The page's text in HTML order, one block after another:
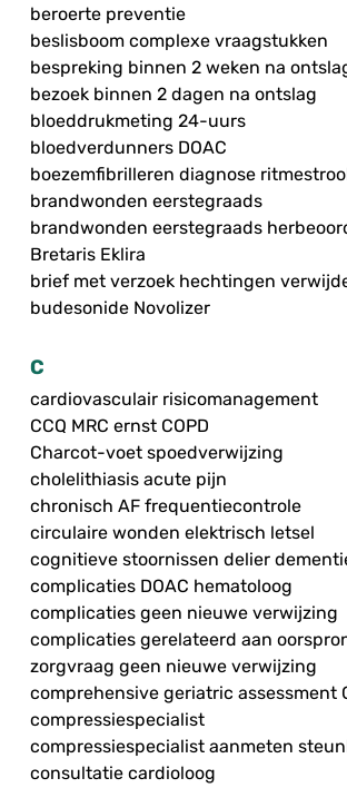
beroerte preventie
beslisboom complexe vraagstukken
bespreking binnen 2 weken na
bezoek binnen 2 dagen na ontslag
bloeddrukmeting 24-uurs
bloedverdunners DOAC
boezemfibrilleren diagnose
brandwonden eerstegraads
brandwonden eerstegraads
Bretaris Eklira
brief met verzoek hechtingen
budesonide Novolizer
C
cardiovasculair risicomanagement
CCQ MRC ernst COPD
Charcot-voet spoedverwijzing
cholelithiasis acute pijn
chronisch AF frequentiecontrole
circulaire wonden elektrisch letsel
cognitieve stoornissen delier
complicaties DOAC hematoloog
complicaties geen nieuwe verwijzing
complicaties gerelateerd aan
zorgvraag geen nieuwe verwijzing
comprehensive geriatric assessment
compressiespecialist
compressiespecialist aanmeten
consultatie cardioloog